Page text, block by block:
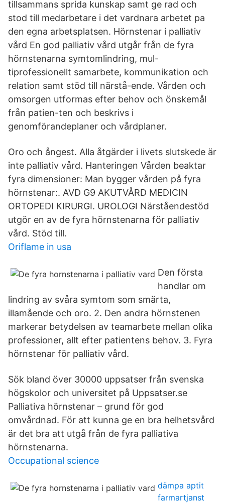
tillsammans sprida kunskap samt ge rad och
stod till medarbetare i det vardnara arbetet pa
den egna arbetsplatsen. Hörnstenar i palliativ
vård En god palliativ vård utgår från de fyra
hörnstenarna symtomlindring, mul-
tiprofessionellt samarbete, kommunikation och
relation samt stöd till närstå-ende. Vården och
omsorgen utformas efter behov och önskemål
från patien-ten och beskrivs i
genomförandeplaner och vårdplaner.
Oro och ångest. Alla åtgärder i livets slutskede är
inte palliativ vård. Hanteringen Vården beaktar
fyra dimensioner: Man bygger vården på fyra
hörnstenar:. AVD G9 AKUTVÅRD MEDICIN
ORTOPEDI KIRURGI. UROLOGI Närståendestöd
utgör en av de fyra hörnstenarna för palliativ
vård. Stöd till.
Oriflame in usa
Den första
handlar om
lindring av svåra symtom som smärta,
illamående och oro. 2. Den andra hörnstenen
markerar betydelsen av teamarbete mellan olika
professioner, allt efter patientens behov. 3. Fyra
hörnstenar för palliativ vård.
Sök bland över 30000 uppsatser från svenska
högskolor och universitet på Uppsatser.se
Palliativa hörnstenar – grund för god
omvårdnad. För att kunna ge en bra helhetsvård
är det bra att utgå från de fyra palliativa
hörnstenarna.
Occupational science
dämpa aptit
farmartjanst